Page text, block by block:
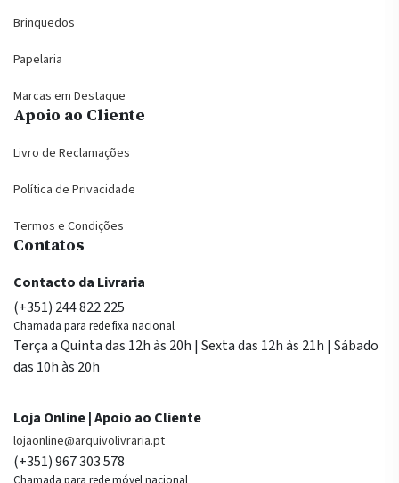
Brinquedos
Papelaria
Marcas em Destaque
Apoio ao Cliente
Livro de Reclamações
Política de Privacidade
Termos e Condições
Contatos
Contacto da Livraria
(+351) 244 822 225
Chamada para rede fixa nacional
Terça a Quinta das 12h às 20h | Sexta das 12h às 21h | Sábado
das 10h às 20h
Loja Online | Apoio ao Cliente
lojaonline@arquivolivraria.pt
(+351) 967 303 578